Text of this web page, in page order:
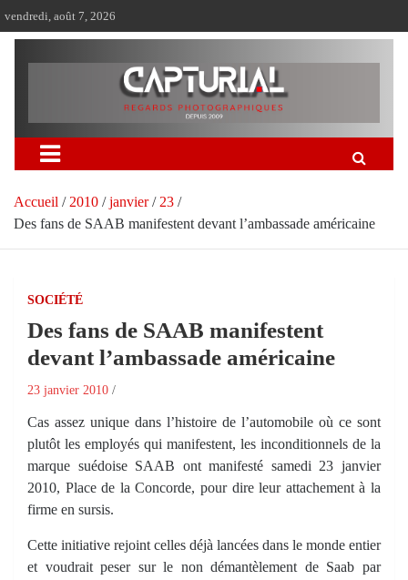
Aller
au
vendredi, août 7, 2026
Accueil 2010 janvier
23
Des fans de SAAB manifestent devant l’ambassade américaine
SOCIÉTÉ
Des fans de SAAB manifestent
devant l’ambassade américaine
23 janvier 2010
Cas assez unique dans l’histoire de l’automobile où ce sont
plutôt les employés qui manifestent, les inconditionnels de la
marque suédoise SAAB ont manifesté samedi 23 janvier
2010, Place de la Concorde, pour dire leur attachement à la
firme en sursis.
Cette initiative rejoint celles déjà lancées dans le monde entier
et voudrait peser sur le non démantèlement de Saab par